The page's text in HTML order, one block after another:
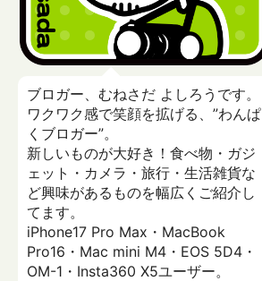
ブロガー、むねさだ よしろうです。
ワクワク感で笑顔を拡げる、”わんぱ
くブロガー”。
新しいものが大好き！食べ物・ガジ
ェット・カメラ・旅行・生活雑貨な
ど興味があるものを幅広くご紹介し
てます。
iPhone17 Pro Max・MacBook
Pro16・Mac mini M4・EOS 5D4・
OM-1・Insta360 X5ユーザー。